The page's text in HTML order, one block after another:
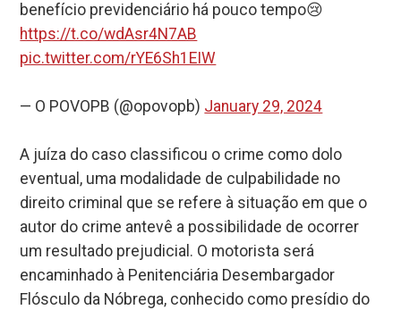
benefício previdenciário há pouco tempo😢
https://t.co/wdAsr4N7AB
pic.twitter.com/rYE6Sh1EIW
— O POVOPB (@opovopb) January 29, 2024
A juíza do caso classificou o crime como dolo
eventual, uma modalidade de culpabilidade no
direito criminal que se refere à situação em que o
autor do crime antevê a possibilidade de ocorrer
um resultado prejudicial. O motorista será
encaminhado à Penitenciária Desembargador
Flósculo da Nóbrega, conhecido como presídio do